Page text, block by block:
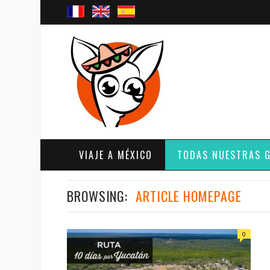
VIAJE A MÉXICO TODAS NUESTRAS
BROWSING: ARTICLE HOMEPAGE
0